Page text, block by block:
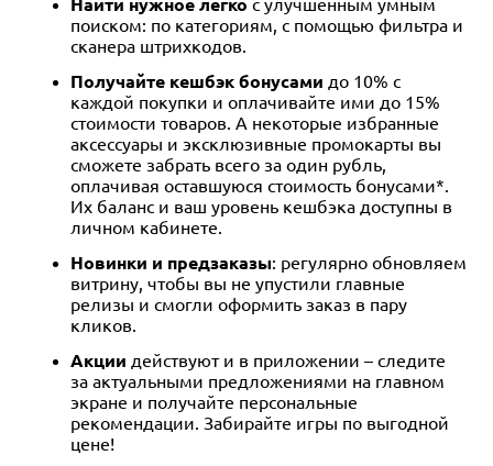
поиском: по категориям, с помощью фильтра и
сканера штрихкодов.
Получайте кешбэк бонусами до 10% с
каждой покупки и оплачивайте ими до 15%
стоимости товаров. А некоторые избранные
аксессуары и эксклюзивные промокарты вы
сможете забрать всего за один рубль,
оплачивая оставшуюся стоимость бонусами*.
Их баланс и ваш уровень кешбэка доступны в
личном кабинете.
Новинки и предзаказы: регулярно обновляем
витрину, чтобы вы не упустили главные
релизы и смогли оформить заказ в пару
кликов.
Акции действуют и в приложении – следите
за актуальными предложениями на главном
экране и получайте персональные
рекомендации. Забирайте игры по выгодной
цене!